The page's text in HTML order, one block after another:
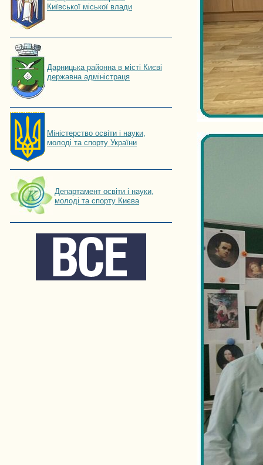
Київської міської влади
Дарницька районна в місті Києві
державна адміністраця
Мiнiстерство освiти і науки,
молоді та спорту України
Департамент освіти і науки,
молоді та спорту Києва